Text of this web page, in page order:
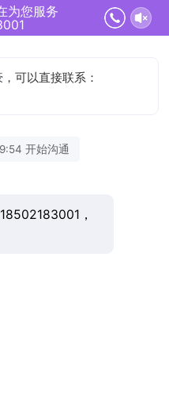
为您服务
可以直接联系：
开始沟通
，